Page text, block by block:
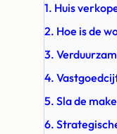
1. Huis
2. Hoe is de
3.
4.
5. Sla de
6.